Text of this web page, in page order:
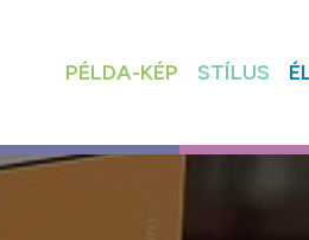
PÉLDA-KÉP STÍLUS